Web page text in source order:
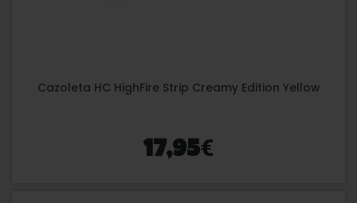
Cazoleta HC HighFire Strip Creamy Edition Yellow
17,95€